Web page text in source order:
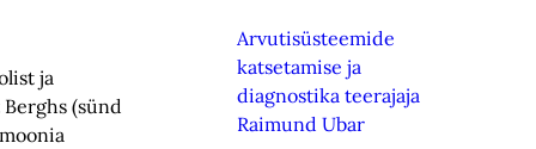
ja
(sünd
Arvutisüsteemide
katsetamise ja
diagnostika teerajaja
Raimund Ubar